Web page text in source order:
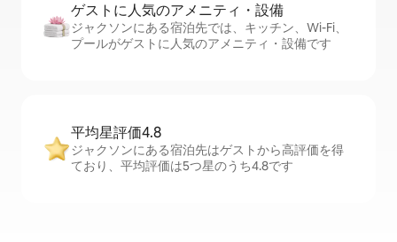
ゲストに人⁠気⁠のア⁠メ⁠ニ⁠テ⁠ィ・設⁠備
ジャクソンにある宿泊先では、キッチン、Wi-Fi、
プールがゲストに人気のアメニティ・設備です
平均星評価4.8
ジャクソンにある宿泊先はゲストから高評価を得
ており、平均評価は5つ星のうち4.8です